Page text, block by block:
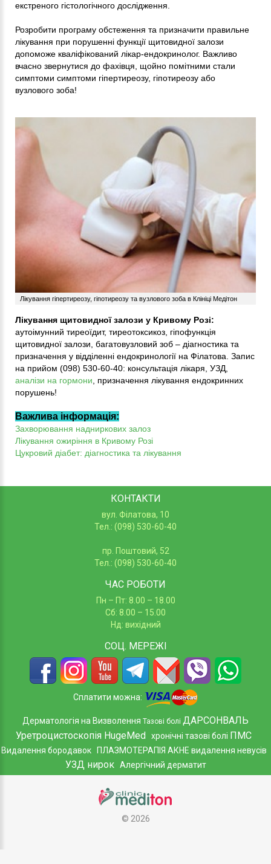
екстреного гістологічного дослідження.
Розробити програму обстеження та призначити правильне
лікування при порушенні функції щитовидної залози
допоможе кваліфікований лікар-ендокринолог. Важливо
вчасно звернутися до фахівця, щойно помітними стали
симптоми симптоми гіпертиреозу, гіпотиреозу або
вузлового зоба!
Лікування гіпертиреозу, гіпотиреозу та вузлового зоба в Клініці Медітон
Лікування щитовидної залози у Кривому Розі:
аутоімунний тиреоїдит, тиреотоксикоз, гіпофункція
щитовидної залози, багатовузловий зоб – діагностика та
призначення у відділенні ендокринології на Філатова. Запис
на прийом (098) 530-60-40: консультація лікаря, УЗД,
аналізи на гормони , призначення лікування ендокринних
порушень!
Важлива інформація:
Захворювання надниркових залоз
Лікування ожиріння в Кривому Розі
Цукровий діабет: діагностика та лікування
КОНТАКТИ
вул. Філатова, 10
Тел.: (098) 530-60-40
пр. Поштовий, 52
Тел.: (098) 530-60-40
ЧАС РОБОТИ
Пн – Пт: 8.00 – 18.00
Сб: 8.00 – 15.00
Нд: вихідний
СОЦ. МЕРЕЖІ
Сплатити можна:
Дерматологія на Визволення Тазові болі ДАРСОНВАЛЬ
Уретроцистоскопія HugeMed
хронічні тазові болі ПМС
Видалення бородавок ПЛАЗМОТЕРАПІЯ АКНЕ видалення невусів
УЗД нирок Алергічний дерматит
© 2026